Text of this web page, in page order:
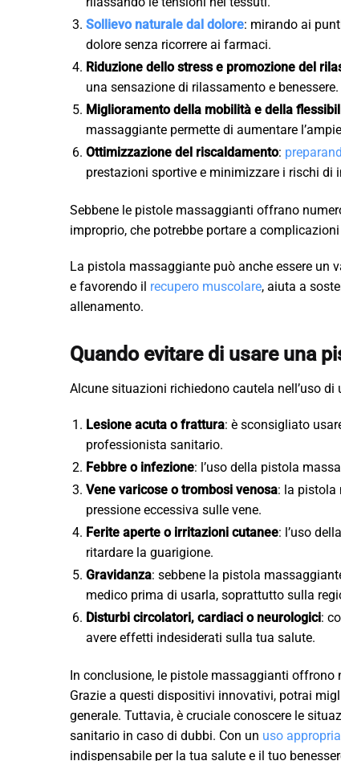
Sollievo naturale dal dolore: mirando ai
dolore senza ricorrere ai farmaci.
Riduzione dello stress e promozione del
una sensazione di rilassamento e benessere.
Miglioramento della mobilità e della
massaggiante permette di aumentare
Ottimizzazione del riscaldamento:
prestazioni sportive e minimizzare i rischi di
Sebbene le pistole massaggianti offrano
improprio, che potrebbe portare a
La pistola massaggiante può anche essere un
e favorendo il recupero muscolare, aiuta a
allenamento.
Quando evitare di usare una
Alcune situazioni richiedono cautela nell’uso
Lesione acuta o frattura: è sconsigliato
professionista sanitario.
Febbre o infezione: l’uso della pistola
Vene varicose o trombosi venosa: la pistola
pressione eccessiva sulle vene.
Ferite aperte o irritazioni cutanee: l’uso
ritardare la guarigione.
Gravidanza: sebbene la pistola
medico prima di usarla, soprattutto sulla
Disturbi circolatori, cardiaci o neurologici:
avere effetti indesiderati sulla tua salute.
In conclusione, le pistole massaggianti
Grazie a questi dispositivi innovativi, potrai
generale. Tuttavia, è cruciale conoscere le
sanitario in caso di dubbi. Con un uso
indispensabile per la tua salute e il tuo